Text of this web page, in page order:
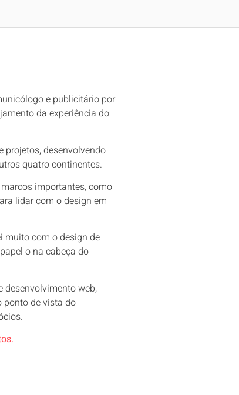
e publicitário por
da experiência do
projetos, desenvolvendo
quatro continentes.
importantes, como
lidar com o design em
muito com o design de
o na cabeça do
desenvolvimento web,
ponto de vista do